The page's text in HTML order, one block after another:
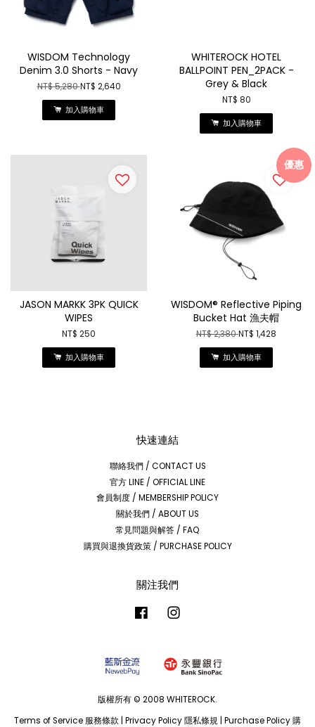
WISDOM Technology
Denim 3.0 Shorts - Navy
NT$ 5,280NT$ 2,640
加入購物車
WHITEROCK HOTEL
BALLPOINT PEN_2PACK -
Grey & Black
NT$ 80
加入購物車
JASON MARKK 3PK QUICK
WIPES
NT$ 250
加入購物車
優惠
WISDOM® Reflective Piping
Bucket Hat 漁夫帽
NT$ 2,380NT$ 1,428
加入購物車
快速連結
聯絡我們 / CONTACT US
官方 LINE / OFFICIAL LINE
會員制度 / MEMBERSHIP POLICY
關於我們 / ABOUT US
常見問題與解答 / FAQ
購買與退換貨政策 / PURCHASE POLICY
關注我們
Facebook
版權所有 © 2008 WHITEROCK.
Terms of Service 服務條款 Privacy Policy 隱私條規 Purchase Policy 購